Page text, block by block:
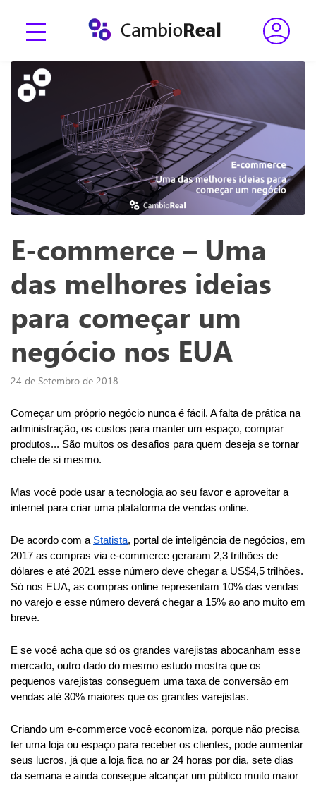
E-commerce – Uma
das melhores ideias
para começar um
negócio nos EUA
24 de Setembro de 2018
Começar um próprio negócio nunca é fácil. A falta de prática na
administração, os custos para manter um espaço, comprar
produtos... São muitos os desafios para quem deseja se tornar
chefe de si mesmo.
Mas você pode usar a tecnologia ao seu favor e aproveitar a
internet para criar uma plataforma de vendas online.
De acordo com a Statista, portal de inteligência de negócios, em
2017 as compras via e-commerce geraram 2,3 trilhões de
dólares e até 2021 esse número deve chegar a US$4,5 trilhões.
Só nos EUA, as compras online representam 10% das vendas
no varejo e esse número deverá chegar a 15% ao ano muito em
breve.
E se você acha que só os grandes varejistas abocanham esse
mercado, outro dado do mesmo estudo mostra que os
pequenos varejistas conseguem uma taxa de conversão em
vendas até 30% maiores que os grandes varejistas.
Criando um e-commerce você economiza, porque não precisa
ter uma loja ou espaço para receber os clientes, pode aumentar
seus lucros, já que a loja fica no ar 24 horas por dia, sete dias
da semana e ainda consegue alcançar um público muito maior